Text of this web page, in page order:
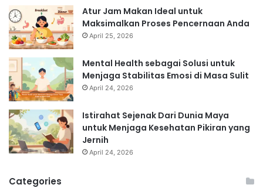
Atur Jam Makan Ideal untuk
Maksimalkan Proses Pencernaan Anda
April 25, 2026
Mental Health sebagai Solusi untuk
Menjaga Stabilitas Emosi di Masa Sulit
April 24, 2026
Istirahat Sejenak Dari Dunia Maya
untuk Menjaga Kesehatan Pikiran yang
Jernih
April 24, 2026
Categories